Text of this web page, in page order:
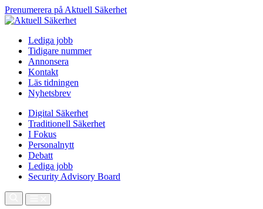
Prenumerera på Aktuell Säkerhet
Lediga jobb
Tidigare nummer
Annonsera
Kontakt
Läs tidningen
Nyhetsbrev
Digital Säkerhet
Traditionell Säkerhet
I Fokus
Personalnytt
Debatt
Lediga jobb
Security Advisory Board